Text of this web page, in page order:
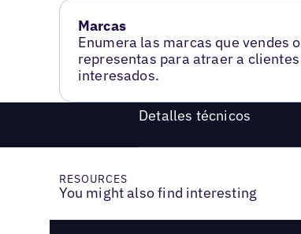
Marcas
Enumera las marcas que vendes o
representas para atraer a clientes
interesados.
Detalles técnicos
RESOURCES
You might also find interesting